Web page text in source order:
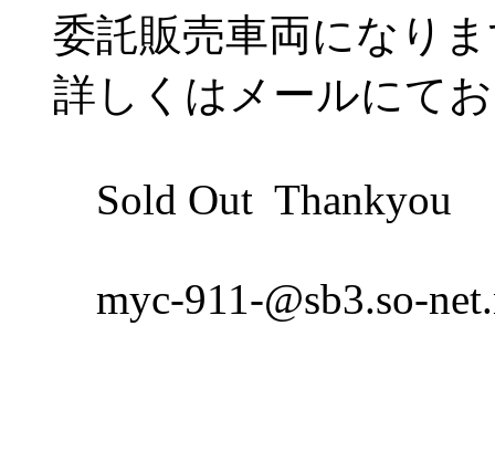
委託販売車両になり
詳しくはメールにて
Sold Out Thankyou
myc-911-